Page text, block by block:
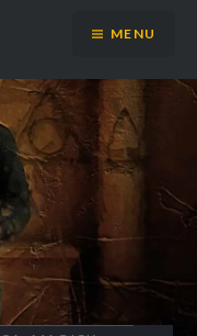
MENU